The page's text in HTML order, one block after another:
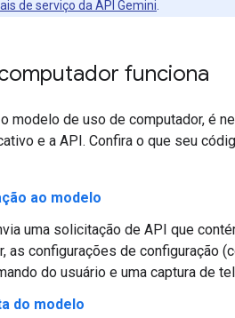
de serviço da API Gemini
funciona
modelo de uso de computador, é
e a API. Confira o que seu
ao modelo
uma solicitação de API que
as configurações de configuração
do usuário e uma captura de
do modelo